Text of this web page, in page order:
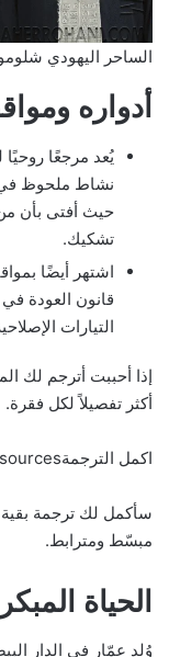
الساحر اليهودي
أدواره
يُعد مرجعًا روحيًا
نشاط ملحوظ في
حيث أفتى بأن
تشكيك.
اشتهر أيضًا
قانون العودة في
التيارات
إذا أحببت أترجم لك
أكثر تفصيلاً لكل فقرة.
اكمل الترجمةReviewed 20 sources
سأكمل لك ترجمة
مبسّط ومترابط.
الحياة
وُلد عمّار في الدار